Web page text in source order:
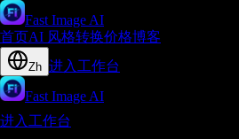
Fast Image AI
首页AI 风格转换价格博客
Zh 进入工作台
Fast Image AI
进入工作台